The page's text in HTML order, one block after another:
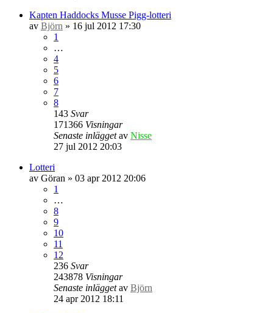
Kapten Haddocks Musse Pigg-lotteri
av Björn » 16 jul 2012 17:30
1
…
4
5
6
7
8
143 Svar
171366 Visningar
Senaste inläggetav Nisse
27 jul 2012 20:03
Lotteri
av Göran » 03 apr 2012 20:06
1
…
8
9
10
11
12
236 Svar
243878 Visningar
Senaste inläggetav Björn
24 apr 2012 18:11